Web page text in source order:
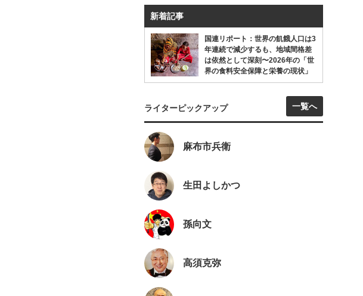
新着記事
国連リポート：世界の飢餓人口は3
年連続で減少するも、地域間格差
は依然として深刻〜2026年の「世
界の食料安全保障と栄養の現状」
ライターピックアップ 一覧へ
麻布市兵衛
生田よしかつ
孫向文
高須克弥